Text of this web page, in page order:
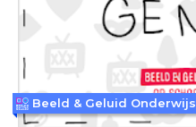
Beeld & Geluid Onderwijs